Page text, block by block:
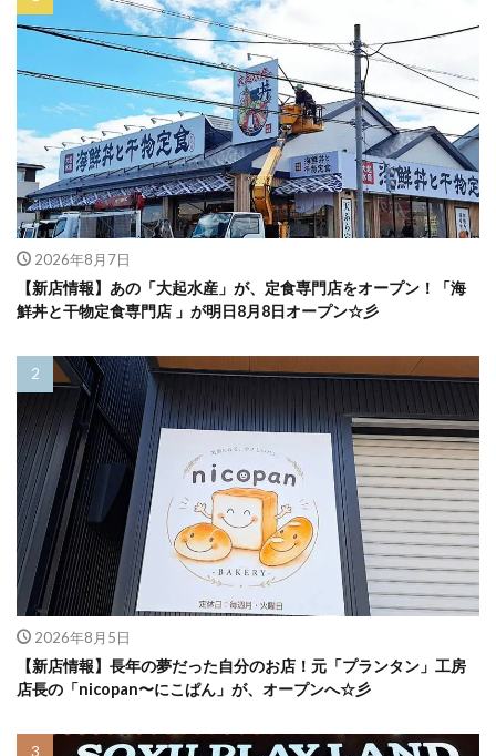
2026年8月7日
【新店情報】あの「大起水産」が、定食専門店をオープン！「海
鮮丼と干物定食専門店 」が明日8月8日オープン☆彡
2026年8月5日
【新店情報】長年の夢だった自分のお店！元「プランタン」工房
店長の「nicopan〜にこぱん」が、オープンへ☆彡